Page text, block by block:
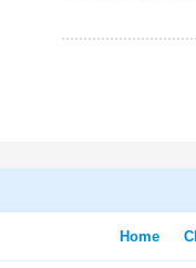
Home